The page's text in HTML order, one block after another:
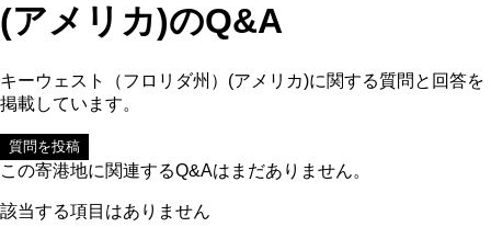
(アメリカ)のQ&A
キーウェスト（フロリダ州）(アメリカ)に関する質問と回答を
掲載しています。
質問を投稿
この寄港地に関連するQ&Aはまだありません。
該当する項目はありません